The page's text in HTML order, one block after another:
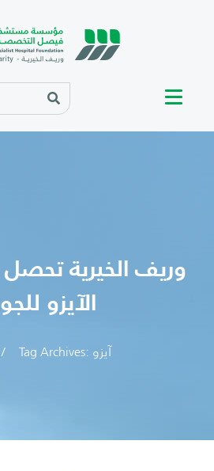
وريف الخيرية
الآيزو
Tag Archives: آيزو